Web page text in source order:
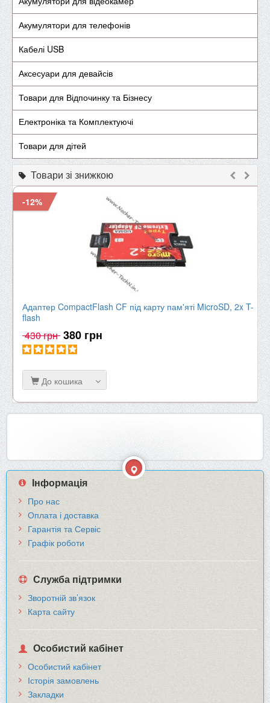
Акумулятори для телефонів
Кабелі USB
Аксесуари для девайсів
Товари для Відпочинку та Бізнесу
Електроніка та Комплектуючі
Товари для дітей
Товари зі знижкою
-12%
Адаптер CompactFlash CF під карту пам'яті MicroSD, 2x T-
flash
430 грн 380 грн
До кошика
Інформація
Про нас
Оплата і доставка
Гарантія та Сервіс
Графік роботи
Служба підтримки
Зворотній зв’язок
Карта сайту
Особистий кабінет
Особистий кабінет
Історія замовлень
Закладки